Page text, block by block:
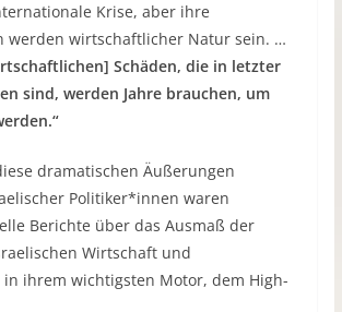
Krise, aber ihre
werden wirtschaftlicher Natur sein. …
Schäden, die in letzter
sind, werden Jahre brauchen, um
dramatischen Äußerungen
Politiker*innen waren
Berichte über das Ausmaß der
Wirtschaft und
in ihrem wichtigsten Motor, dem High-